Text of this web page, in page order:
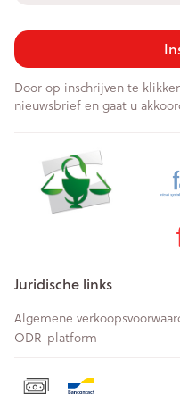
Door op inschrijven te
nieuwsbrief en gaat u
Juridische links
Algemene
ODR-platform